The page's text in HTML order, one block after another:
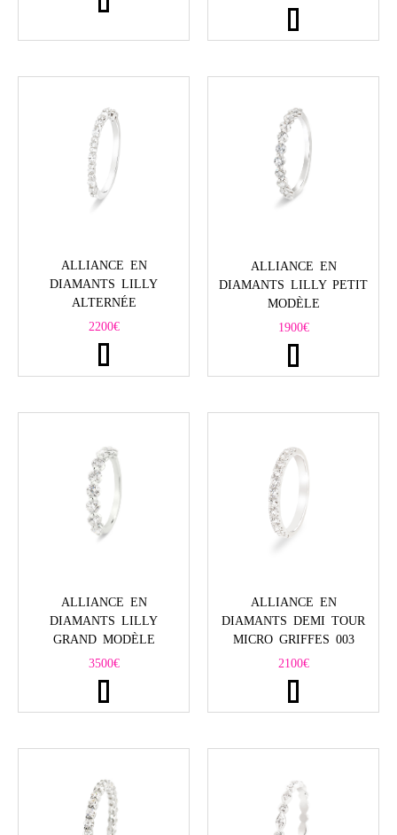
ALLIANCE EN
DIAMANTS LILLY
ALTERNÉE
2200€
ALLIANCE EN
DIAMANTS LILLY PETIT
MODÈLE
1900€
ALLIANCE EN
DIAMANTS LILLY
GRAND MODÈLE
3500€
ALLIANCE EN
DIAMANTS DEMI TOUR
MICRO GRIFFES 003
2100€